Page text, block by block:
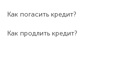
Как погасить кредит?
Как продлить кредит?